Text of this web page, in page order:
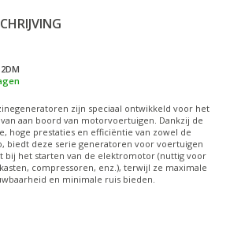
zijn speciaal ontwikkeld voor het
aan boord van motorvoertuigen. Dankzij de
hoge prestaties en efficiëntie van zowel de
biedt deze serie generatoren voor voertuigen
bij het starten van de elektromotor (nuttig voor
compressoren, enz.), terwijl ze maximale
en minimale ruis bieden.